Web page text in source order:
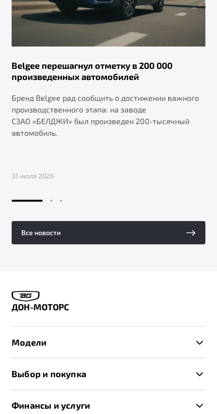
Belgee перешагнул отметку в 200 000
произведенных автомобилей
Бренд Belgee рад сообщить о достижении важного
производственного этапа: на заводе
СЗАО «БЕЛДЖИ» был произведен 200-тысячный
автомобиль.
31 июля 2026
Все новости
ДОН-МОТОРС
Модели
X70
Выбор и покупка
Финансы и услуги